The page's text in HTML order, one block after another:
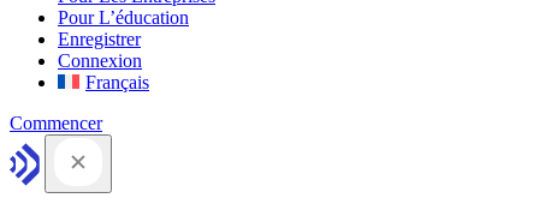
Pour L’éducation
Enregistrer
Connexion
Français
Commencer